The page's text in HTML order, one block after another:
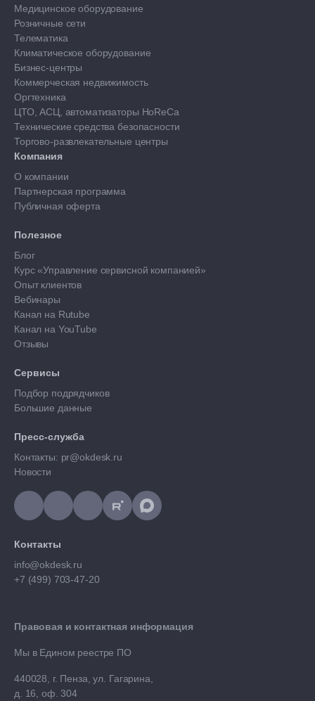
Правовая и контактная информация
Мы в Едином реестре ПО
440028, г. Пенза, ул. Гагарина,
д. 16, оф. 304
Медицинское оборудование
Розничные сети
Телематика
Климатическое оборудование
Бизнес-центры
Коммерческая недвижимость
Оргтехника
ЦТО, АСЦ, автоматизаторы HoReCa
Технические средства безопасности
Торгово-развлекательные центры
Компания
О компании
Партнерская программа
Публичная оферта
Полезное
Блог
Курс «Управление сервисной компанией»
Опыт клиентов
Вебинары
Канал на Rutube
Канал на YouTube
Отзывы
Сервисы
Подбор подрядчиков
Большие данные
Пресс-служба
Контакты: pr@okdesk.ru
Новости
Контакты
info@okdesk.ru
+7 (499) 703-47-20